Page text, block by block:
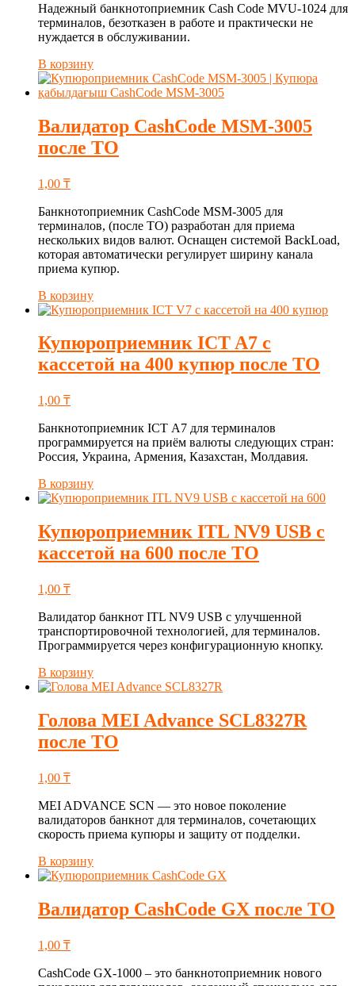
Надежный банкнотоприемник Cash Code MVU-1024 для
терминалов, безотказен в работе и практически не
нуждается в обслуживании.
В корзину
Валидатор CashCode MSM-3005
после ТО
1,00 ₸
Банкнотоприемник CashCode MSM-3005 для
терминалов, (после ТО) разработан для приема
нескольких видов валют. Оснащен системой BackLoad,
которая автоматически регулирует ширину канала
приема купюр.
В корзину
Купюроприемник ICT A7 с
кассетой на 400 купюр после ТО
1,00 ₸
Банкнотоприемник ICT А7 для терминалов
программируется на приём валюты следующих стран:
Россия, Украина, Армения, Казахстан, Молдавия.
В корзину
Купюроприемник ITL NV9 USB с
кассетой на 600 после ТО
1,00 ₸
Валидатор банкнот ITL NV9 USB с улучшенной
транспортировочной технологией, для терминалов.
Программируется через конфигурационную кнопку.
В корзину
Голова MEI Advance SCL8327R
после ТО
1,00 ₸
MEI ADVANCE SCN — это новое поколение
валидаторов банкнот для терминалов, сочетающих
скорость приема купюры и защиту от подделки.
В корзину
Валидатор CashCode GX после ТО
1,00 ₸
CashCode GX-1000 – это банкнотоприемник нового